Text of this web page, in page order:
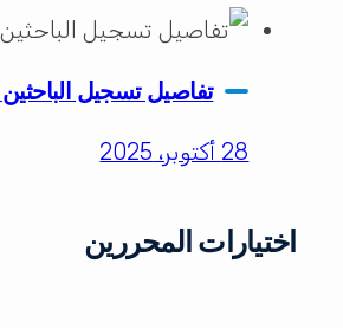
تفاصيل تسجيل
28 أكتوبر، 2025
اختيارات المحررين